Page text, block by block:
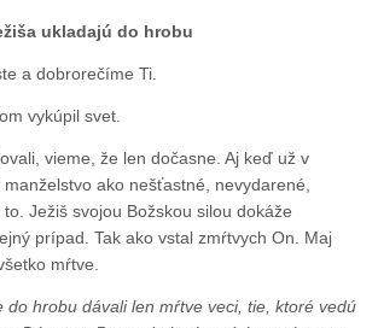
ukladajú do hrobu
a dobrorečíme Ti.
vykúpil svet.
vieme, že len dočasne. Aj keď už v
ako nešťastné, nevydarené,
Ježiš svojou Božskou silou dokáže
prípad. Tak ako vstal zmŕtvych On. Maj
mŕtve.
do hrobu dávali len mŕtve veci, tie, ktoré vedú